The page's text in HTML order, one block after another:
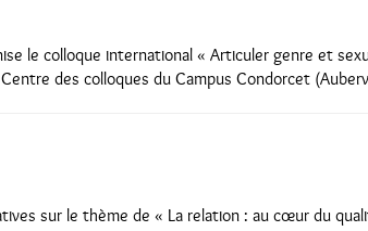
le colloque international « Articuler genre et
des colloques du Campus Condorcet
sur le thème de « La relation : au cœur du